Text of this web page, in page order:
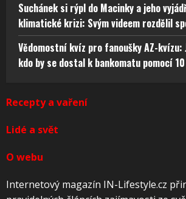
Suchánek si rýpl do Macinky a jeho
klimatické krizi: Svým videem rozdělil
Vědomostní kvíz pro fanoušky AZ-
kdo by se dostal k bankomatu pomocí
Recepty a vaření
Lidé a svět
O webu
Internetový magazín IN-Lifestyle.cz